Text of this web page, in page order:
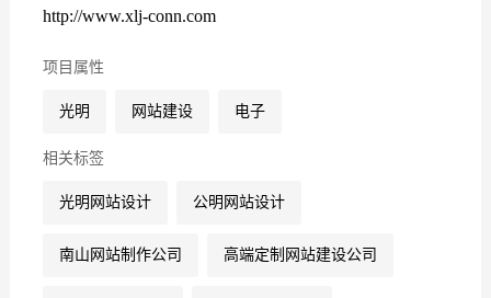
http://www.xlj-conn.com
项目属性
光明 网站建设 电子
相关标签
光明网站设计 公明网站设计
南山网站制作公司 高端定制网站建设公司